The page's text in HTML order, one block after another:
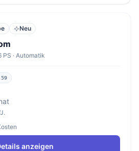
Neu
PS · Automatik
anzeigen